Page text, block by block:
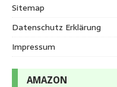
Sitemap
Datenschutz Erklärung
Impressum
AMAZON